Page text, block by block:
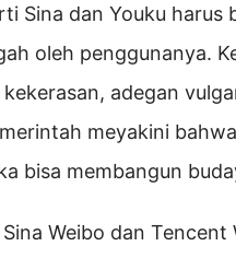
Sina dan Youku
oleh penggunanya.
adegan
meyakini
bisa membangun
Weibo dan Tencent